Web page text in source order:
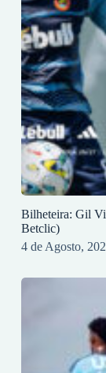
Bilheteira: Gil
Betclic)
4 de Agosto,